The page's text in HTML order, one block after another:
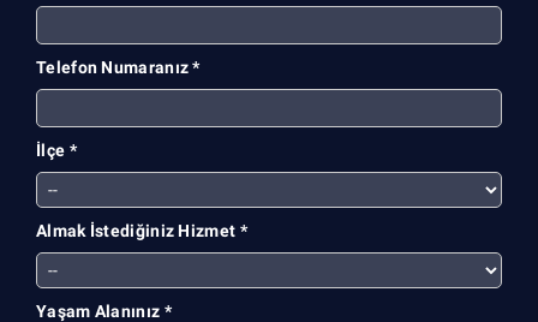
Telefon Numaranız *
İlçe *
Almak İstediğiniz Hizmet *
Yaşam Alanınız *